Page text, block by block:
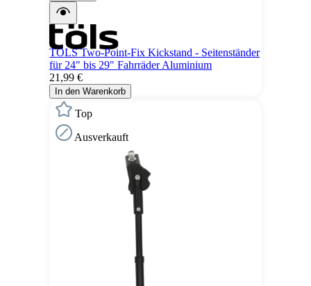
TÖLS Two-Point-Fix Kickstand - Seitenständer
für 24" bis 29" Fahrräder Aluminium
21,99 €
In den Warenkorb
Top
Ausverkauft